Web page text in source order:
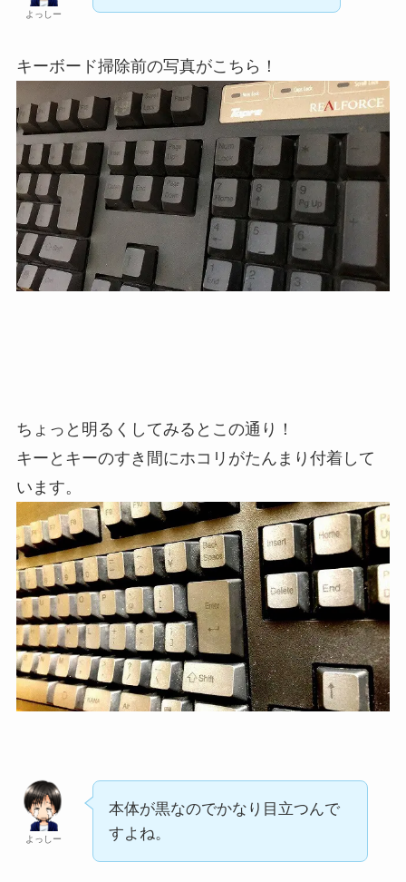
よっしー
キーボード掃除前の写真がこちら！
ちょっと明るくしてみるとこの通り！
キーとキーのすき間にホコリがたんまり付着して
います。
よっしー
本体が黒なのでかなり目立つんで
すよね。